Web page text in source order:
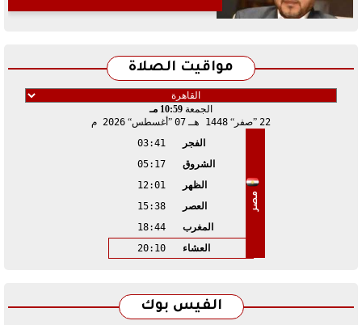
مواقيت الصلاة
الجمعة 10:59 مـ
22 صفر 1448 هـ 07 أغسطس 2026 م
مصر
الفجر
03:41
الشروق
05:17
الظهر
12:01
العصر
15:38
المغرب
18:44
العشاء
20:10
الفيس بوك